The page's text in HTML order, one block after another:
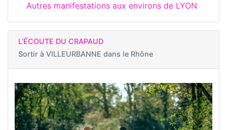
Autres manifestations aux environs de LYON
L’ÉCOUTE DU CRAPAUD
Sortir à VILLEURBANNE dans le Rhône